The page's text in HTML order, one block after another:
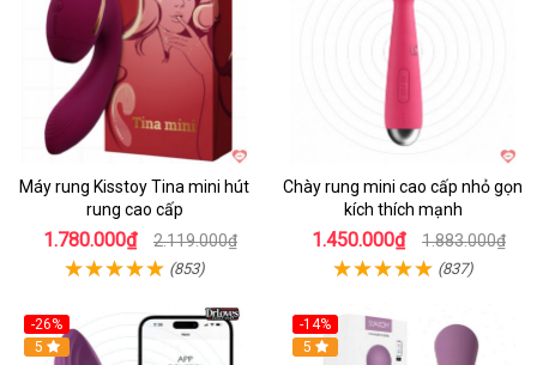
Máy rung Kisstoy Tina mini hút
rung cao cấp
1.780.000₫ 2.119.000₫
(853)
Chày rung mini cao cấp nhỏ gọn
kích thích mạnh
1.450.000₫ 1.883.000₫
(837)
-26%
Hot
5
-14%
Hot
5